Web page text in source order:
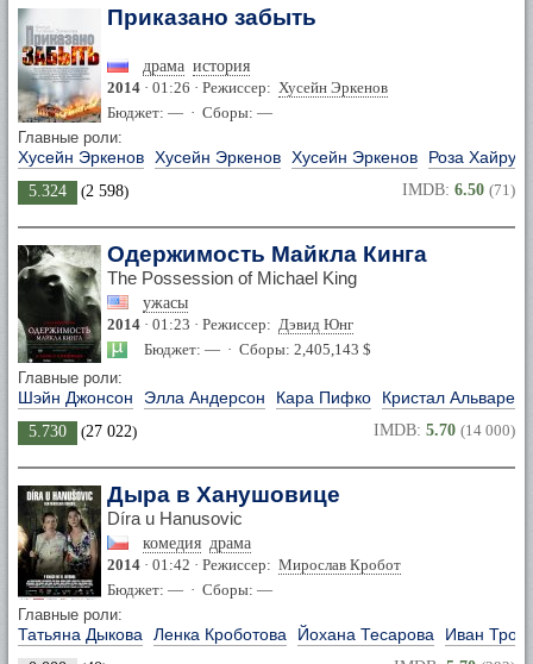
Приказано забыть
драма история
2014 · 01:26 · Режиссер: Хусейн Эркенов
Бюджет: — · Сборы: —
Главные роли:
Хусейн Эркенов Хусейн Эркенов Хусейн Эркенов Роза
5.324 (2 598) IMDB: 6.50 (71)
Одержимость Майкла Кинга
The Possession of Michael King
ужасы
2014 · 01:23 · Режиссер: Дэвид Юнг
Бюджет: — · Сборы: 2,405,143 $
Главные роли:
Шэйн Джонсон Элла Андерсон Кара Пифко Кристал Альварез
5.730 (27 022) IMDB: 5.70 (14 000)
Дыра в Ханушовице
Díra u Hanusovic
комедия драма
2014 · 01:42 · Режиссер: Мирослав Кробот
Бюджет: — · Сборы: —
Главные роли:
Татьяна Дыкова Ленка Кроботова Йохана Тесарова Иван